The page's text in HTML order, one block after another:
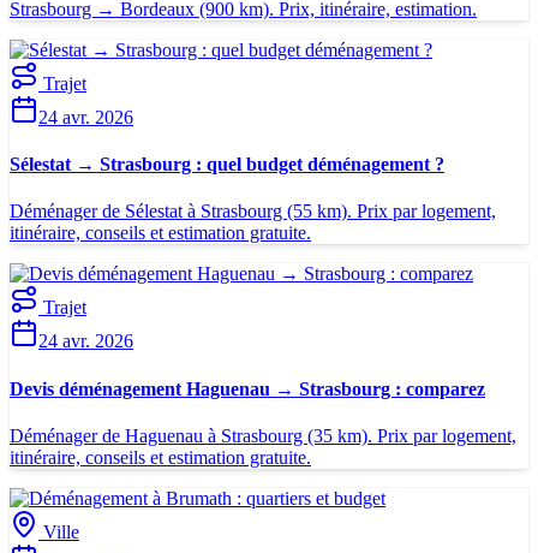
Strasbourg → Bordeaux (900 km). Prix, itinéraire, estimation.
Trajet
24 avr. 2026
Sélestat → Strasbourg : quel budget déménagement ?
Déménager de Sélestat à Strasbourg (55 km). Prix par logement,
itinéraire, conseils et estimation gratuite.
Trajet
24 avr. 2026
Devis déménagement Haguenau → Strasbourg : comparez
Déménager de Haguenau à Strasbourg (35 km). Prix par logement,
itinéraire, conseils et estimation gratuite.
Ville